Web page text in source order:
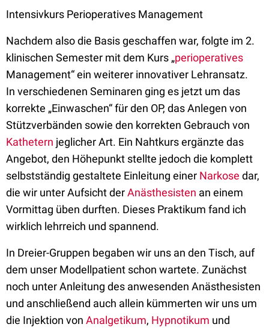
Intensivkurs Perioperatives Management
Nachdem also die Basis geschaffen war, folgte im 2.
klinischen Semester mit dem Kurs „perioperatives
Management“ ein weiterer innovativer Lehransatz.
In verschiedenen Seminaren ging es jetzt um das
korrekte „Einwaschen“ für den OP, das Anlegen von
Stützverbänden sowie den korrekten Gebrauch von
Kathetern jeglicher Art. Ein Nahtkurs ergänzte das
Angebot, den Höhepunkt stellte jedoch die komplett
selbstständig gestaltete Einleitung einer Narkose dar,
die wir unter Aufsicht derAnästhesisten an einem
Vormittag üben durften. Dieses Praktikum fand ich
wirklich lehrreich und spannend.
In Dreier-Gruppen begaben wir uns an den Tisch, auf
dem unser Modellpatient schon wartete. Zunächst
noch unter Anleitung des anwesenden Anästhesisten
und anschließend auch allein kümmerten wir uns um
die Injektion von Analgetikum, Hypnotikum und